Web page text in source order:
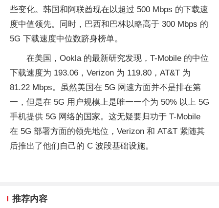
些变化。韩国和阿联酋现在以超过 500 Mbps 的下载速
度中值领先。同时，巴西和巴林以略高于 300 Mbps 的
5G 下载速度中位数跻身榜单。
在美国，Ookla 的最新研究发现，T-Mobile 的中位
下载速度为 193.06，Verizon 为 119.80，AT&T 为
81.22 Mbps。虽然美国在 5G 网速方面并不是排在第
一，但是在 5G 用户规模上是唯一一个为 50% 以上 5G
手机提供 5G 网络的国家。这无疑要归功于 T-Mobile
在 5G 部署方面的领先地位，Verizon 和 AT&T 紧随其
后推出了他们自己的 C 波段基础设施。
推荐内容